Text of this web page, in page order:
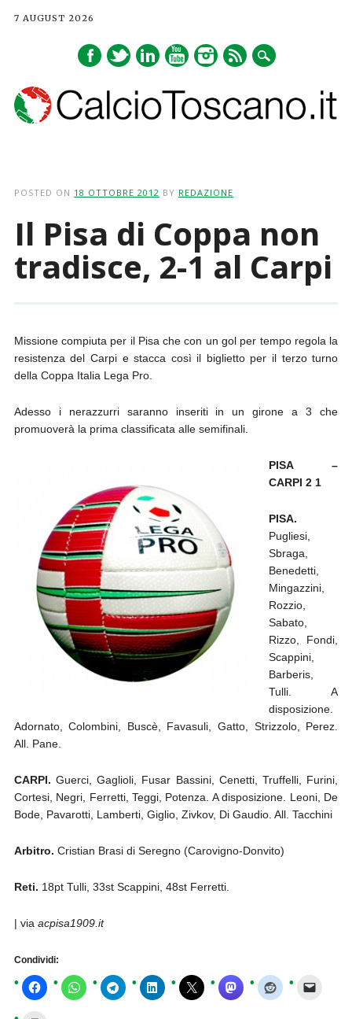
7 AUGUST 2026
POSTED ON 18 OTTOBRE 2012 BY REDAZIONE
Il Pisa di Coppa non
tradisce, 2-1 al Carpi
Missione compiuta per il Pisa che con un gol per tempo regola la
resistenza del Carpi e stacca così il biglietto per il terzo turno
della Coppa Italia Lega Pro.
Adesso i nerazzurri saranno inseriti in un girone a 3 che
promuoverà la prima classificata alle semifinali.
PISA –
CARPI 2 1
PISA.
Pugliesi,
Sbraga,
Benedetti,
Mingazzini,
Rozzio,
Sabato,
Rizzo, Fondi,
Scappini,
Barberis,
Tulli. A
disposizione.
Adornato, Colombini, Buscè, Favasuli, Gatto, Strizzolo, Perez.
All. Pane.
CARPI. Guerci, Gaglioli, Fusar Bassini, Cenetti, Truffelli, Furini,
Cortesi, Negri, Ferretti, Teggi, Potenza. A disposizione. Leoni, De
Bode, Pavarotti, Lamberti, Giglio, Zivkov, Di Gaudio. All. Tacchini
Arbitro. Cristian Brasi di Seregno (Carovigno-Donvito)
Reti. 18pt Tulli, 33st Scappini, 48st Ferretti.
| via acpisa1909.it
Condividi: